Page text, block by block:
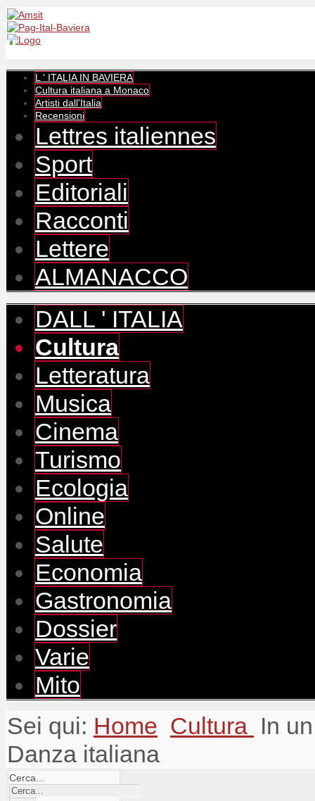
L ' ITALIA IN BAVIERA
Cultura italiana a Monaco
Artisti dall'Italia
Recensioni
Lettres italiennes
Sport
Editoriali
Racconti
Lettere
ALMANACCO
DALL ' ITALIA
Cultura
Letteratura
Musica
Cinema
Turismo
Ecologia
Online
Salute
Economia
Gastronomia
Dossier
Varie
Mito
Sei qui: Home Cultura In
Danza italiana
Cerca...